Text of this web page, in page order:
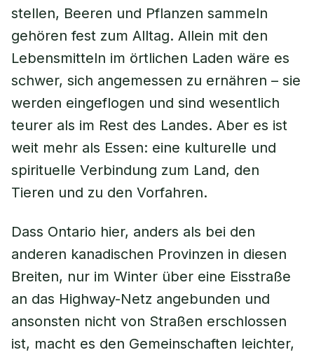
stellen, Beeren und Pflanzen sammeln
gehören fest zum Alltag. Allein mit den
Lebensmitteln im örtlichen Laden wäre es
schwer, sich angemessen zu ernähren – sie
werden eingeflogen und sind wesentlich
teurer als im Rest des Landes. Aber es ist
weit mehr als Essen: eine kulturelle und
spirituelle Verbindung zum Land, den
Tieren und zu den Vorfahren.
Dass Ontario hier, anders als bei den
anderen kanadischen Provinzen in diesen
Breiten, nur im Winter über eine Eisstraße
an das Highway-Netz angebunden und
ansonsten nicht von Straßen erschlossen
ist, macht es den Gemeinschaften leichter,